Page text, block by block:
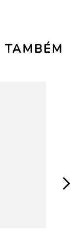
TAMBÉM